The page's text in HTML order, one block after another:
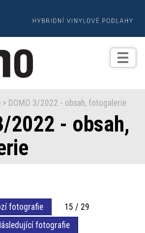
> DOMO 3/2022 - obsah, fotogalerie
2022 - obsah,
fotografie
15 / 29
fotografie